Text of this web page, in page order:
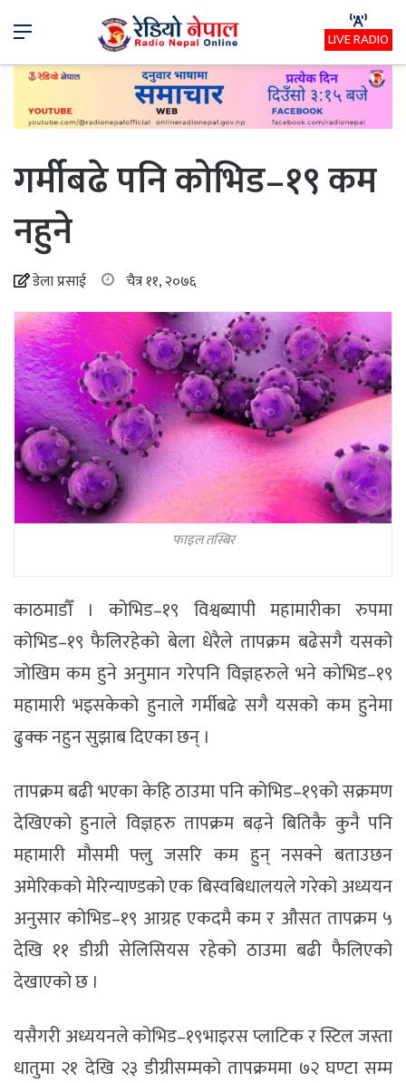
Menu LIVE RADIO
गर्मीबढे पनि कोभिड–१९ कम
नहुने
डेला प्रसाई चैत्र ११, २०७६
फाइल तस्बिर
काठमाडौँ । कोभिड–१९ विश्वब्यापी महामारीका रुपमा
कोभिड–१९ फैलिरहेको बेला धेरैले तापक्रम बढेसगै यसको
जोखिम कम हुने अनुमान गरेपनि विज्ञहरुले भने कोभिड–१९
महामारी भइसकेको हुनाले गर्मीबढे सगै यसको कम हुनेमा
ढुक्क नहुन सुझाब दिएका छन् ।
तापक्रम बढी भएका केहि ठाउमा पनि कोभिड–१९को सक्रमण
देखिएको हुनाले विज्ञहरु तापक्रम बढ़ने बितिकै कुनै पनि
महामारी मौसमी फ्लु जसरि कम हुन् नसक्ने बताउछन
अमेरिकको मेरिन्याण्डको एक बिस्वबिधालयले गरेको अध्ययन
अनुसार कोभिड–१९ आग्रह एकदमै कम र औसत तापक्रम ५
देखि ११ डीग्री सेलिसियस रहेको ठाउमा बढी फैलिएको
देखाएको छ ।
यसैगरी अध्ययनले कोभिड–१९भाइरस प्लाटिक र स्टिल जस्ता
धातुमा २१ देखि २३ डीग्रीसम्मको तापक्रममा ७२ घण्टा सम्म